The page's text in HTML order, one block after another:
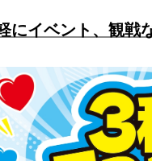
にイベント、観戦